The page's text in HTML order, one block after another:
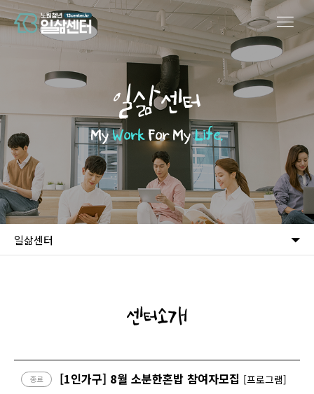
일삶센터
MyWorkFor MyLife.
일삶센터
센터소개
종료 [1인가구] 8월 소분한혼밥 참여자모집 [프로그램]